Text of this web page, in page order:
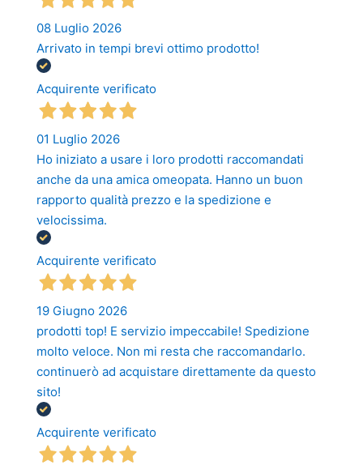
08 Luglio 2026
Arrivato in tempi brevi ottimo prodotto!
Acquirente verificato
01 Luglio 2026
Ho iniziato a usare i loro prodotti raccomandati
anche da una amica omeopata. Hanno un buon
rapporto qualità prezzo e la spedizione e
velocissima.
Acquirente verificato
19 Giugno 2026
prodotti top! E servizio impeccabile! Spedizione
molto veloce. Non mi resta che raccomandarlo.
continuerò ad acquistare direttamente da questo
sito!
Acquirente verificato